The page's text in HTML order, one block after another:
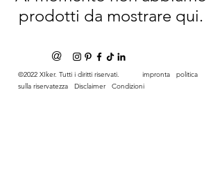
prodotti da mostrare qui.
@
©2022 XIker. Tutti i diritti riservati. impronta
politica
sulla riservatezza
Disclaimer Condizioni